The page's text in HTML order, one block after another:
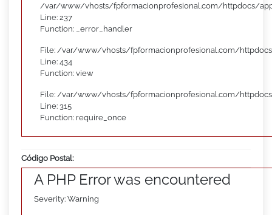
/var/www/vhosts/fpformacionprofesional.com/httpdocs/
Line: 237
Function: _error_handler
File: /var/www/vhosts/fpformacionprofesional.com/
Line: 434
Function: view
File: /var/www/vhosts/fpformacionprofesional.com/
Line: 315
Function: require_once
Código Postal:
A PHP Error was encountered
Severity: Warning